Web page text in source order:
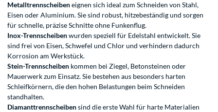
Metalltrennscheibeneignen sich ideal zum Schneiden von Stahl,
Eisen oder Aluminium. Sie sind robust, hitzebeständig und sorgen
für schnelle, präzise Schnitte ohne Funkenflug.
Inox-Trennscheibenwurden speziell für Edelstahl entwickelt. Sie
sind frei von Eisen, Schwefel und Chlor und verhindern dadurch
Korrosion am Werkstück.
Stein-Trennscheiben kommen bei Ziegel, Betonsteinen oder
Mauerwerk zum Einsatz. Sie bestehen aus besonders harten
Schleifkörnern, die den hohen Belastungen beim Schneiden
standhalten.
Diamanttrennscheibensind die erste Wahl für harte Materialien